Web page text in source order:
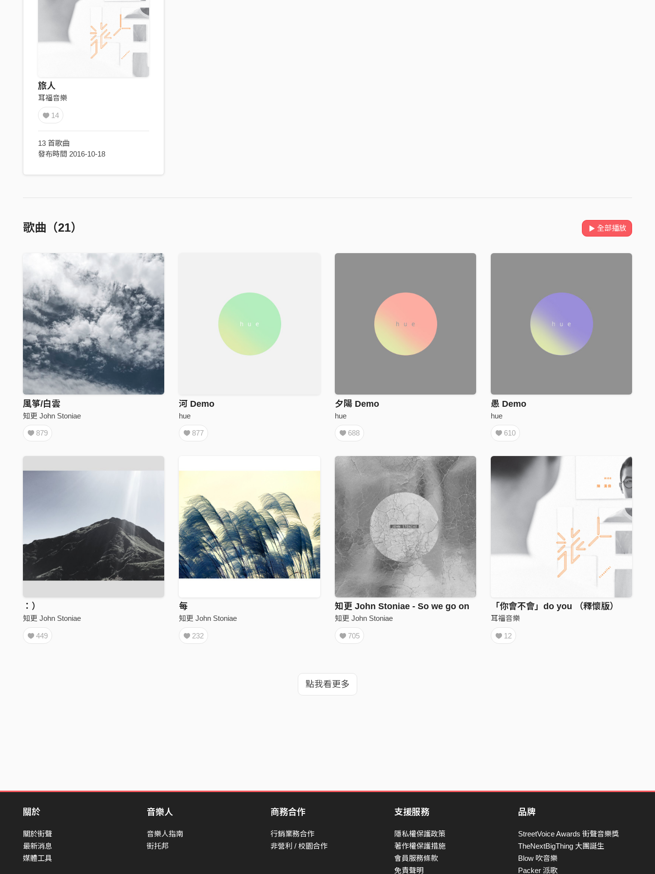
旅人
耳福音樂
14
13 首歌曲
發布時間 2016-10-18
歌曲（21） 全部播放
風箏/白雲
知更 John Stoniae
879
河 Demo
hue
877
夕陽 Demo
hue
688
愚 Demo
hue
610
：）
知更 John Stoniae
449
每
知更 John Stoniae
232
知更 John Stoniae - So we go on
知更 John Stoniae
705
「你會不會」do you （釋懷版）
耳福音樂
12
點我看更多
關於
關於街聲
最新消息
媒體工具
音樂人
音樂人指南
街托邦
商務合作
行銷業務合作
非營利 / 校園合作
支援服務
隱私權保護政策
著作權保護措施
會員服務條款
免責聲明
品牌
StreetVoice Awards 街聲音樂獎
TheNextBigThing 大團誕生
Blow 吹音樂
Packer 派歌